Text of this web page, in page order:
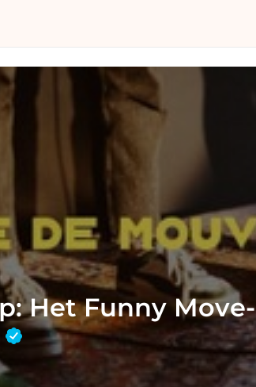
Het Funny Move-